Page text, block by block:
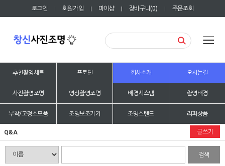
로그인 | 회원가입 | 마이샵 | 장바구니(0) | 주문조회
추천촬영세트 프로딘 회사소개 오시는길
사진촬영조명 영상촬영조명 배경시스템 촬영배경
부착/고정소모품 조명보조기기 조명스탠드 리퍼상품
Q&A 글쓰기
검색